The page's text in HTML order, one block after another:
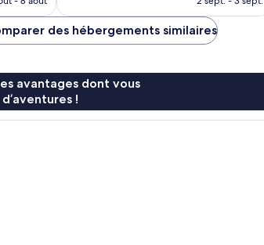
de
322 €
des hébergements similaires
avantages dont vous
!